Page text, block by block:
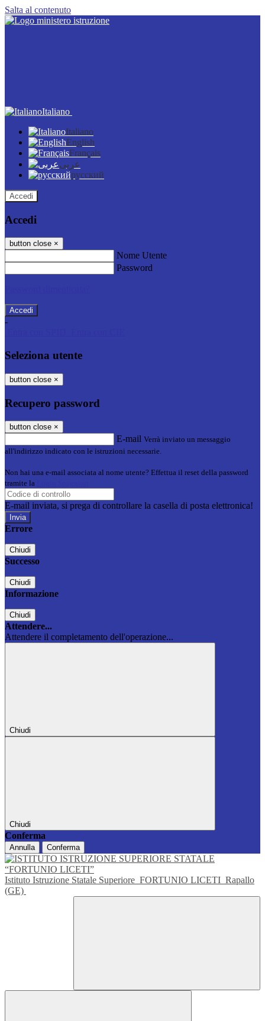
Salta al contenuto
Italiano
Italiano
English
Français
عربى
русский
Accedi
Accedi
button close ×
Nome Utente
Password
-
Seleziona utente
button close ×
Recupero password
button close ×
E-mail Verrà inviato un messaggio
all'indirizzo indicato con le istruzioni necessarie.
Non hai una e-mail associata al nome utente? Effettua il reset della password
tramite la
E-mail inviata, si prega di controllare la casella di posta elettronica!
Errore
Chiudi
Successo
Chiudi
Informazione
Chiudi
Attendere...
Attendere il completamento dell'operazione...
Chiudi
Chiudi
Conferma
Annulla Conferma
Istituto Istruzione Statale Superiore FORTUNIO LICETI Rapallo
(GE)